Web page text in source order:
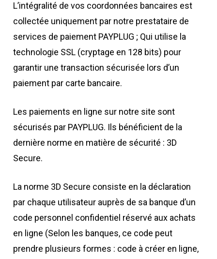
L’intégralité de vos coordonnées bancaires est
collectée uniquement par notre prestataire de
services de paiement PAYPLUG ; Qui utilise la
technologie SSL (cryptage en 128 bits) pour
garantir une transaction sécurisée lors d’un
paiement par carte bancaire.
Les paiements en ligne sur notre site sont
sécurisés par PAYPLUG. Ils bénéficient de la
dernière norme en matière de sécurité : 3D
Secure.
La norme 3D Secure consiste en la déclaration
par chaque utilisateur auprès de sa banque d’un
code personnel confidentiel réservé aux achats
en ligne (Selon les banques, ce code peut
prendre plusieurs formes : code à créer en ligne,